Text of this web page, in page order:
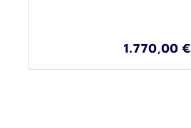
1.770,00